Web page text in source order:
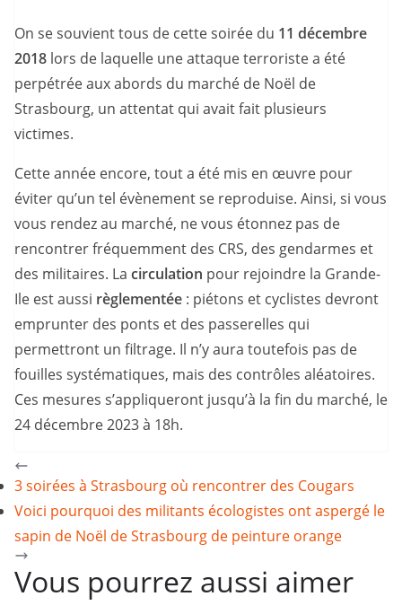
On se souvient tous de cette soirée du 11 décembre
2018 lors de laquelle une attaque terroriste a été
perpétrée aux abords du marché de Noël de
Strasbourg, un attentat qui avait fait plusieurs
victimes.
Cette année encore, tout a été mis en œuvre pour
éviter qu’un tel évènement se reproduise. Ainsi, si vous
vous rendez au marché, ne vous étonnez pas de
rencontrer fréquemment des CRS, des gendarmes et
des militaires. La circulation pour rejoindre la Grande-
Ile est aussi règlementée : piétons et cyclistes devront
emprunter des ponts et des passerelles qui
permettront un filtrage. Il n’y aura toutefois pas de
fouilles systématiques, mais des contrôles aléatoires.
Ces mesures s’appliqueront jusqu’à la fin du marché, le
24 décembre 2023 à 18h.
3 soirées à Strasbourg où rencontrer des Cougars
Voici pourquoi des militants écologistes ont aspergé le
sapin de Noël de Strasbourg de peinture orange
Vous pourrez aussi aimer